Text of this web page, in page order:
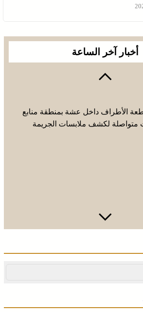
أخبار آخر الساعة
الأطراف داخل عشة بمنطقة منابع
متواصلة لكشف ملابسات الجريمة